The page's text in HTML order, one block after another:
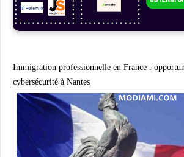
Immigration professionnelle en France :
cybersécurité à Nantes